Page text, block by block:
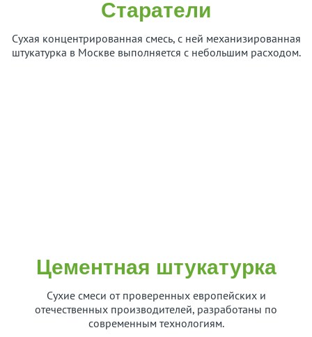
Старатели
Сухая концентрированная смесь, с ней механизированная
штукатурка в Москве выполняется с небольшим расходом.
Цементная штукатурка
Сухие смеси от проверенных европейских и
отечественных производителей, разработаны по
современным технологиям.